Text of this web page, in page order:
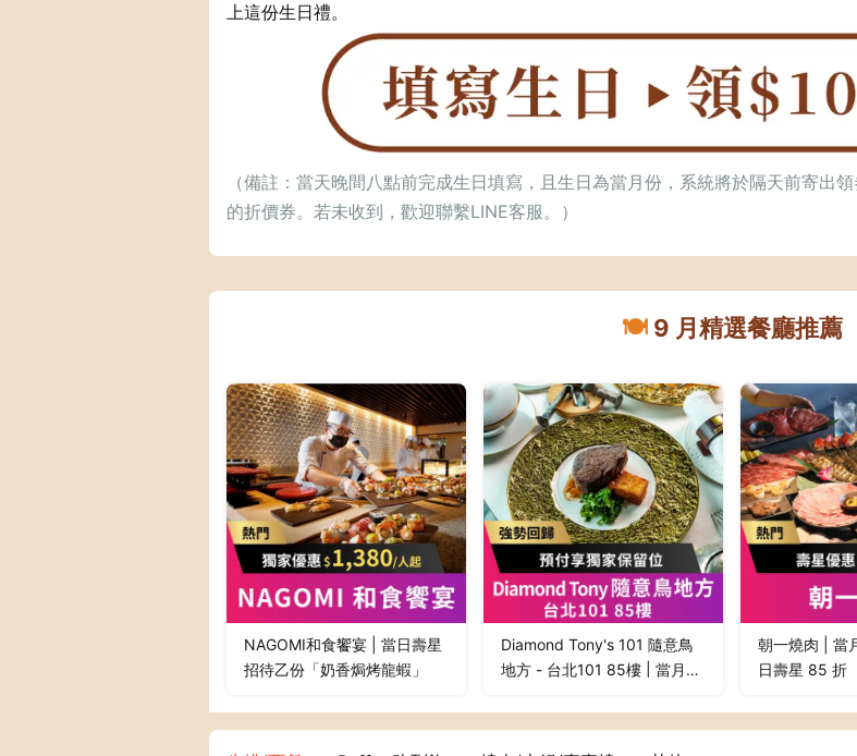
上這份生日禮。
（備註：當天晚間八點前完成生日填寫，且生日為當月份，系統將於隔天前寄出
的折價券。若未收到，歡迎聯繫LINE客服。）
🍽️ 9 月精選餐廳推薦
NAGOMI和食饗宴 | 當日壽星
招待乙份「奶香焗烤龍蝦」
Diamond Tony's 101 隨意鳥
地方 - 台北101 85樓 | 當月壽
朝一燒肉 | 當
日壽星 85 折